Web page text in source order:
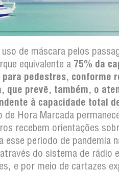
de máscara pelos
equivalente a 75% da
pedestres, conforme
que prevê, também, o
à capacidade total
de Hora Marcada
recebem orientações
período de pandemia
do sistema de rádio
e por meio de cartazes